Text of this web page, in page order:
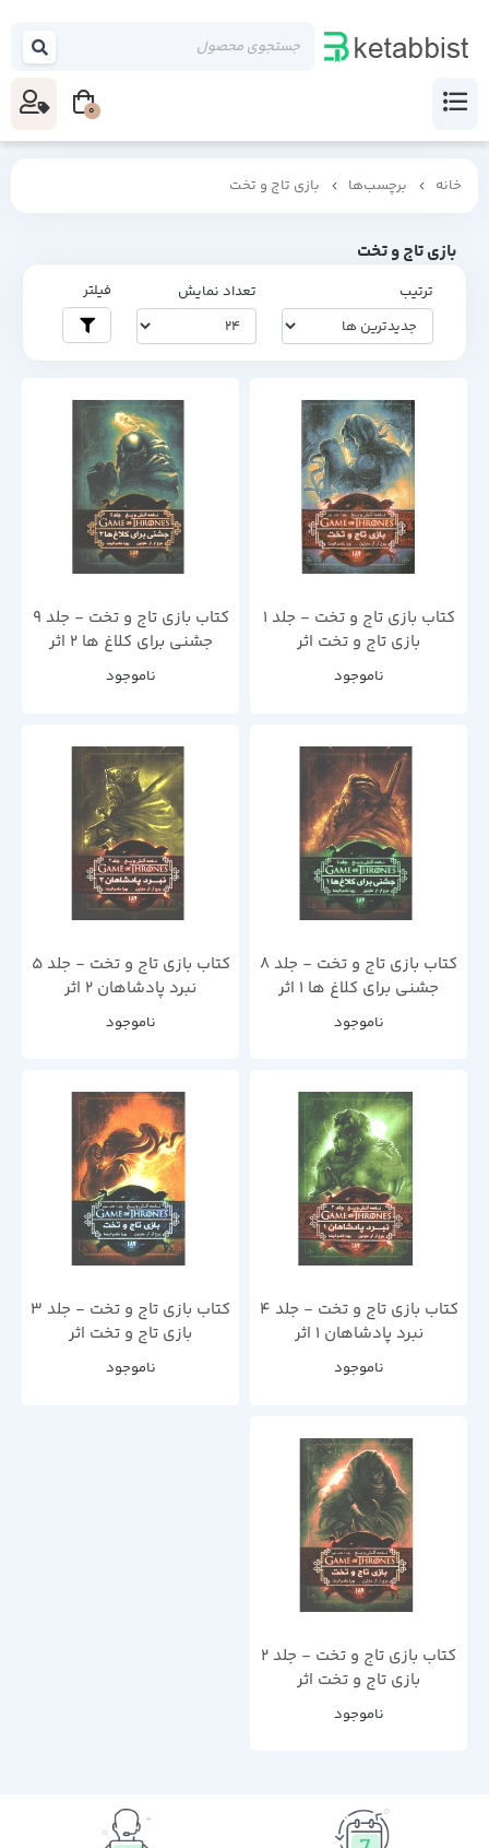
خانه برچسب‌ها بازی تاج و تخت
بازی تاج و تخت
ترتیب تعداد نمایش فیلتر
کتاب بازی تاج و تخت - جلد 1
بازی تاج و تخت اثر
جرج.آر.آر.مارتین
ناموجود
کتاب بازی تاج و تخت - جلد 9
جشنی برای کلاغ ها 2 اثر
جرج.آر.آر.مارتین
ناموجود
کتاب بازی تاج و تخت - جلد 8
جشنی برای کلاغ ها 1 اثر
جرج.آر.آر.مارتین
ناموجود
کتاب بازی تاج و تخت - جلد 5
نبرد پادشاهان 2 اثر
جرج.آر.آر.مارتین
ناموجود
کتاب بازی تاج و تخت - جلد 4
نبرد پادشاهان 1 اثر
جرج.آر.آر.مارتین
ناموجود
کتاب بازی تاج و تخت - جلد 3
بازی تاج و تخت اثر
جرج.آر.آر.مارتین
ناموجود
کتاب بازی تاج و تخت - جلد 2
بازی تاج و تخت اثر
جرج.آر.آر.مارتین
ناموجود
0